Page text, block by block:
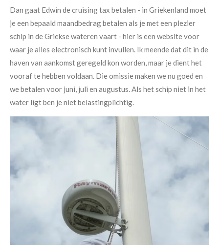
Dan gaat Edwin de cruising tax betalen - in Griekenland moet
je een bepaald maandbedrag betalen als je met een plezier
schip in de Griekse wateren vaart - hier is een website voor
waar je alles electronisch kunt invullen. Ik meende dat dit in de
haven van aankomst geregeld kon worden, maar je dient het
vooraf te hebben voldaan. Die omissie maken we nu goed en
we betalen voor juni, juli en augustus. Als het schip niet in het
water ligt ben je niet belastingplichtig.